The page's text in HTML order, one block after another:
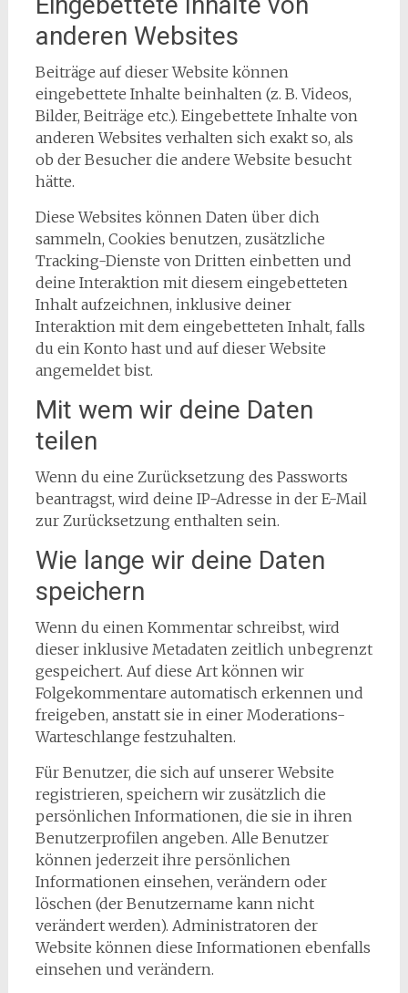
anderen Websites
Beiträge auf dieser Website können
eingebettete Inhalte beinhalten (z. B. Videos,
Bilder, Beiträge etc.). Eingebettete Inhalte von
anderen Websites verhalten sich exakt so, als
ob der Besucher die andere Website besucht
hätte.
Diese Websites können Daten über dich
sammeln, Cookies benutzen, zusätzliche
Tracking-Dienste von Dritten einbetten und
deine Interaktion mit diesem eingebetteten
Inhalt aufzeichnen, inklusive deiner
Interaktion mit dem eingebetteten Inhalt, falls
du ein Konto hast und auf dieser Website
angemeldet bist.
Mit wem wir deine Daten
teilen
Wenn du eine Zurücksetzung des Passworts
beantragst, wird deine IP-Adresse in der E-Mail
zur Zurücksetzung enthalten sein.
Wie lange wir deine Daten
speichern
Wenn du einen Kommentar schreibst, wird
dieser inklusive Metadaten zeitlich unbegrenzt
gespeichert. Auf diese Art können wir
Folgekommentare automatisch erkennen und
freigeben, anstatt sie in einer Moderations-
Warteschlange festzuhalten.
Für Benutzer, die sich auf unserer Website
registrieren, speichern wir zusätzlich die
persönlichen Informationen, die sie in ihren
Benutzerprofilen angeben. Alle Benutzer
können jederzeit ihre persönlichen
Informationen einsehen, verändern oder
löschen (der Benutzername kann nicht
verändert werden). Administratoren der
Website können diese Informationen ebenfalls
einsehen und verändern.